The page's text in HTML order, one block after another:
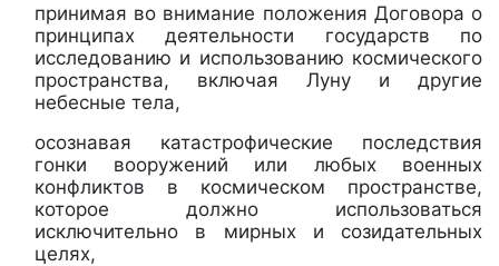
принимая во внимание положения Договора о
принципах деятельности государств по
исследованию и использованию космического
пространства, включая Луну и другие
небесные тела,
осознавая катастрофические последствия
гонки вооружений или любых военных
конфликтов в космическом пространстве,
которое должно использоваться
исключительно в мирных и созидательных
целях,